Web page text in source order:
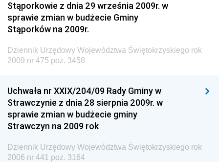
Krajowych i Autostrad
Dziennik Urzędowy Ministra Środowiska
Dziennik Urzędowy Ministra Edukacji
Dziennik Urzędowy Ministra Przemysłu
Dziennik Urzędowy Ministra Finansów i Gospodarki
Dziennik Urzędowy Ministra do Spraw Unii
Dziennik Urzędowy Agencji Wywiadu
Stąporkowie z dnia 29 września 2009r. w
sprawie zmian w budżecie Gminy
Stąporków na 2009r.
Dziennik Urzędowy Województwa Świętokrzyskiego rok
2009 nr 475 poz. 3458
Uchwała nr XXIX/204/09 Rady Gminy w
Strawczynie z dnia 28 sierpnia 2009r. w
sprawie zmian w budżecie gminy
Strawczyn na 2009 rok
Dziennik Urzędowy Województwa Świętokrzyskiego rok
2006 nr 441 poz. 3164